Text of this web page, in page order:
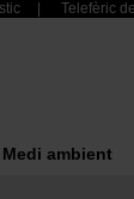
Telefèric
Medi ambient